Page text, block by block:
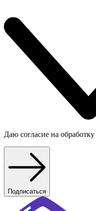
Даю согласие на обработку
Подписаться